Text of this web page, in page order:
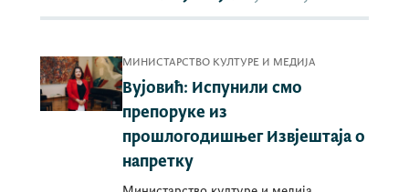
МИНИСТАРСТВО КУЛТУРЕ И МЕДИЈА
Вујовић: Испунили смо
препоруке из
прошлогодишњег Извјештаја о
напретку